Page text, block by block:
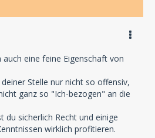
eine feine Eigenschaft von
Stelle nur nicht so offensiv,
ganz so "Ich-bezogen" an die
du sicherlich Recht und einige
wirklich profitieren.